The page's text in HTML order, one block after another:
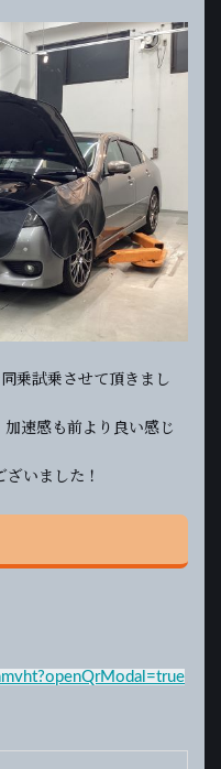
乗試乗させて頂きまし
加速感も前より良い感じ
いました！